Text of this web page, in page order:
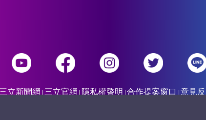
立新聞網 三立官網 隱私權聲明 合作提案窗口 意見